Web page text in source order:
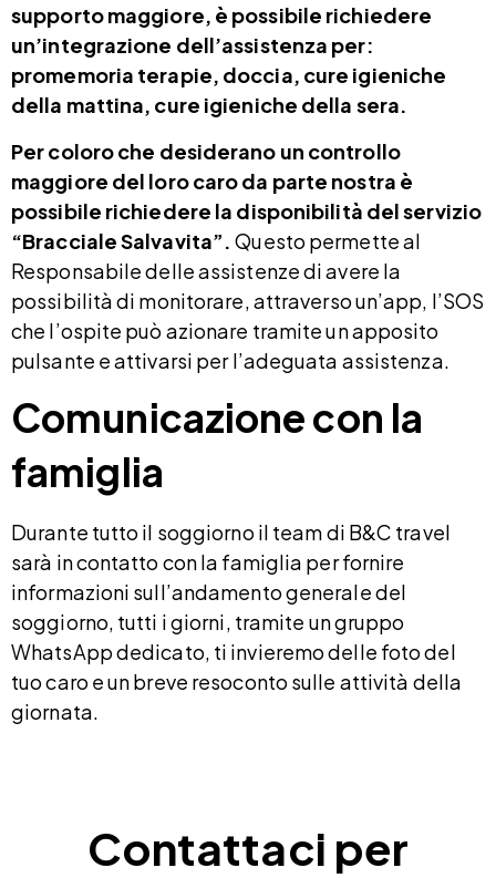
supporto maggiore, è possibile richiedere
un’integrazione dell’assistenza per:
promemoria terapie, doccia, cure igieniche
della mattina, cure igieniche della sera.
Per coloro che desiderano un controllo
maggiore del loro caro da parte nostra è
possibile richiedere la disponibilità del servizio
“Bracciale Salvavita”. Questo permette al
Responsabile delle assistenze di avere la
possibilità di monitorare, attraverso un’app, l’SOS
che l’ospite può azionare tramite un apposito
pulsante e attivarsi per l’adeguata assistenza.
Comunicazione con la
famiglia
Durante tutto il soggiorno il team di B&C travel
sarà in contatto con la famiglia per fornire
informazioni sull’andamento generale del
soggiorno, tutti i giorni, tramite un gruppo
WhatsApp dedicato, ti invieremo delle foto del
tuo caro e un breve resoconto sulle attività della
giornata.
Contattaci per